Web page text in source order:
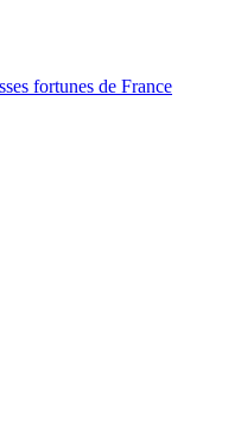
fortunes de France